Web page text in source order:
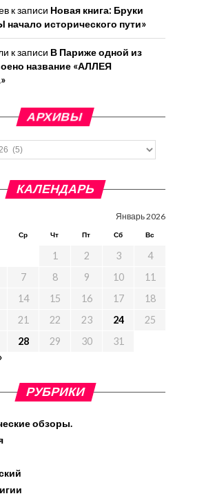
к записи Новая книга: Бруки
исторического пути»
к записи В Париже одной из
название «АЛЛЕЯ
АРХИВЫ
КАЛЕНДАРЬ
Январь 2026
Ср Чт Пт Сб Вс
1 2 3
4
7 8 9 10
11
14 15 16 17
18
21 22 23 24
25
28 29 30
31
РУБРИКИ
обзоры.